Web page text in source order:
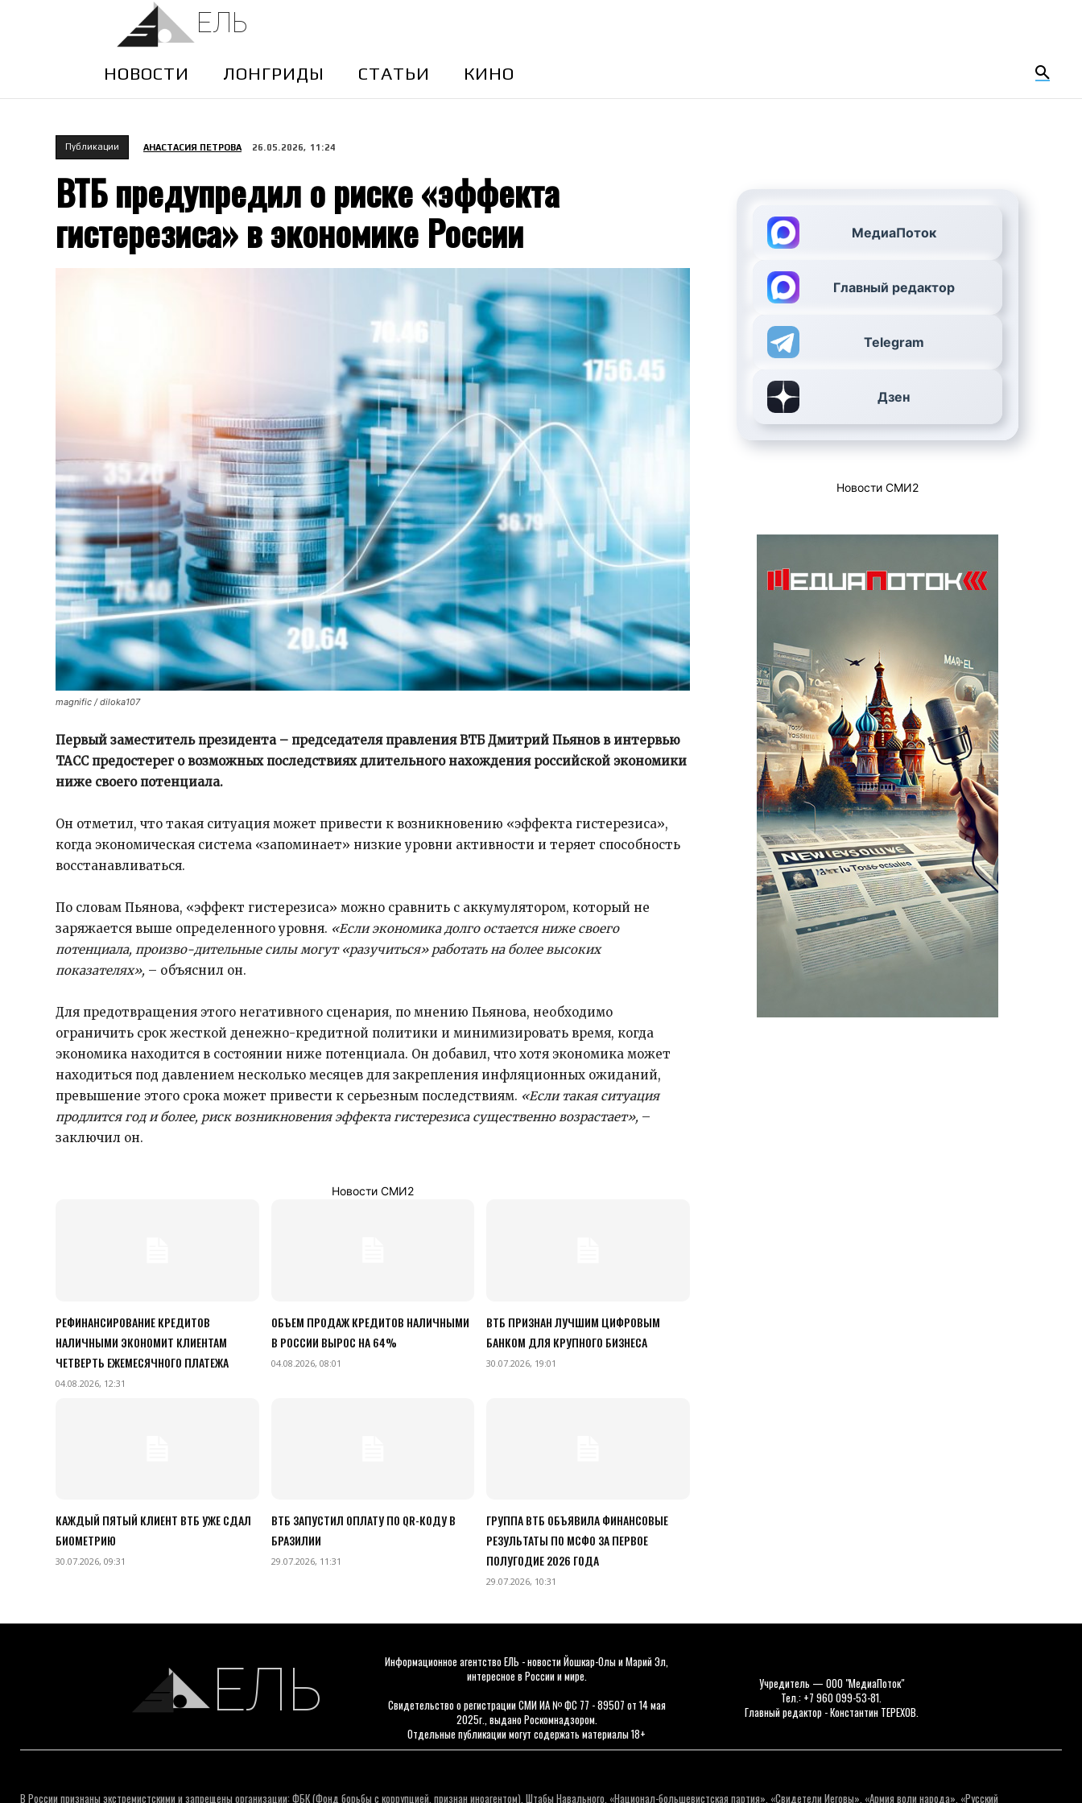
ЕЛЬ
НОВОСТИ ЛОНГРИДЫ CТАТЬИ КИНО
Публикации АНАСТАСИЯ ПЕТРОВА 26.05.2026, 11:24
ВТБ предупредил о риске «эффекта
гистерезиса» в экономике России
magnific / diloka107
Первый заместитель президента – председателя правления ВТБ Дмитрий Пьянов в интервью
ТАСС предостерег о возможных последствиях длительного нахождения российской экономики
ниже своего потенциала.
Он отметил, что такая ситуация может привести к возникновению «эффекта гистерезиса»,
когда экономическая система «запоминает» низкие уровни активности и теряет способность
восстанавливаться.
По словам Пьянова, «эффект гистерезиса» можно сравнить с аккумулятором, который не
заряжается выше определенного уровня. «Если экономика долго остается ниже своего
потенциала, произво-дительные силы могут «разучиться» работать на более высоких
показателях», – объяснил он.
Для предотвращения этого негативного сценария, по мнению Пьянова, необходимо
ограничить срок жесткой денежно-кредитной политики и минимизировать время, когда
экономика находится в состоянии ниже потенциала. Он добавил, что хотя экономика может
находиться под давлением несколько месяцев для закрепления инфляционных ожиданий,
превышение этого срока может привести к серьезным последствиям. «Если такая ситуация
продлится год и более, риск возникновения эффекта гистерезиса существенно возрастает», –
заключил он.
Новости СМИ2
РЕФИНАНСИРОВАНИЕ КРЕДИТОВ
НАЛИЧНЫМИ ЭКОНОМИТ КЛИЕНТАМ
ЧЕТВЕРТЬ ЕЖЕМЕСЯЧНОГО ПЛАТЕЖА
04.08.2026, 12:31
ОБЪЕМ ПРОДАЖ КРЕДИТОВ НАЛИЧНЫМИ
В РОССИИ ВЫРОС НА 64%
04.08.2026, 08:01
ВТБ ПРИЗНАН ЛУЧШИМ ЦИФРОВЫМ
БАНКОМ ДЛЯ КРУПНОГО БИЗНЕСА
30.07.2026, 19:01
КАЖДЫЙ ПЯТЫЙ КЛИЕНТ ВТБ УЖЕ СДАЛ
БИОМЕТРИЮ
30.07.2026, 09:31
ВТБ ЗАПУСТИЛ ОПЛАТУ ПО QR-КОДУ В
БРАЗИЛИИ
29.07.2026, 11:31
ГРУППА ВТБ ОБЪЯВИЛА ФИНАНСОВЫЕ
РЕЗУЛЬТАТЫ ПО МСФО ЗА ПЕРВОЕ
ПОЛУГОДИЕ 2026 ГОДА
29.07.2026, 10:31
МедиаПоток
Главный редактор
Telegram
Дзен
Новости СМИ2
ЕЛЬ
Информационное агентство ЕЛЬ - новости Йошкар-Олы и Марий Эл,
интересное в России и мире.
Свидетельство о регистрации СМИ ИА № ФС 77 - 89507 от 14 мая
2025г., выдано Роскомнадзором.
Отдельные публикации могут содержать материалы 18+
Учредитель — ООО "МедиаПоток"
Тел.: +7 960 099-53-81.
Главный редактор - Константин ТЕРЕХОВ.
В России признаны экстремистскими и запрещены организации: ФБК (Фонд борьбы с коррупцией, признан иноагентом), Штабы Навального, «Национал-большевистская партия», «Свидетели Иеговы», «Армия воли народа», «Русский